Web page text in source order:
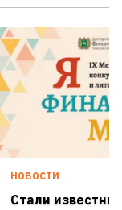
НОВОСТИ
Стали известны